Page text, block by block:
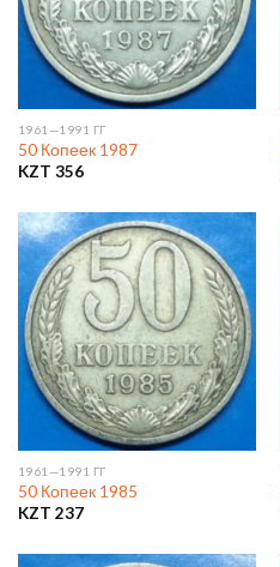
1961—1991 ГГ
50 Копеек 1987
KZT 356
1961—1991 ГГ
50 Копеек 1985
KZT 237